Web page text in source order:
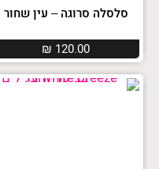
סלסלה סרוגה – עין שחור
₪ 120.00